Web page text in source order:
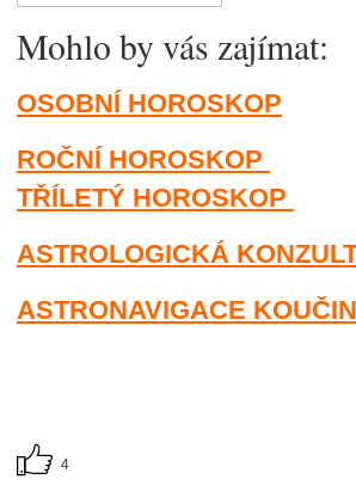
Mohlo by vás zajímat:
OSOBNÍ HOROSKOP
ROČNÍ HOROSKOP
TŘÍLETÝ HOROSKOP
ASTROLOGICKÁ
ASTRONAVIGACE
4